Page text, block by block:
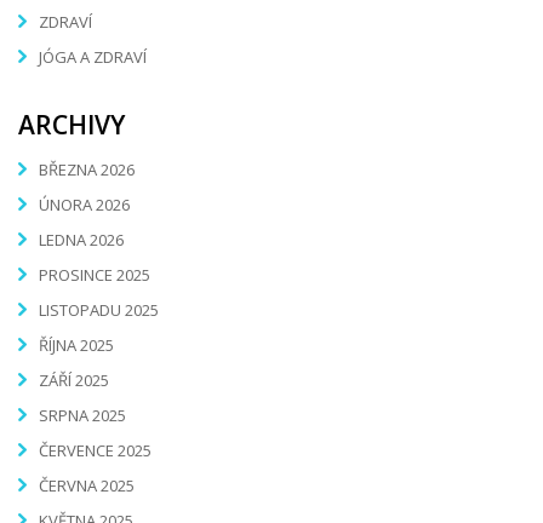
ZDRAVÍ
JÓGA A ZDRAVÍ
ARCHIVY
BŘEZNA 2026
ÚNORA 2026
LEDNA 2026
PROSINCE 2025
LISTOPADU 2025
ŘÍJNA 2025
ZÁŘÍ 2025
SRPNA 2025
ČERVENCE 2025
ČERVNA 2025